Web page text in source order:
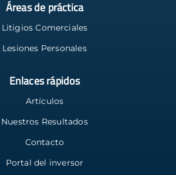
Áreas de práctica
Litigios Comerciales
Lesiones Personales
Enlaces rápidos
Artículos
Nuestros Resultados
Contacto
Portal del inversor